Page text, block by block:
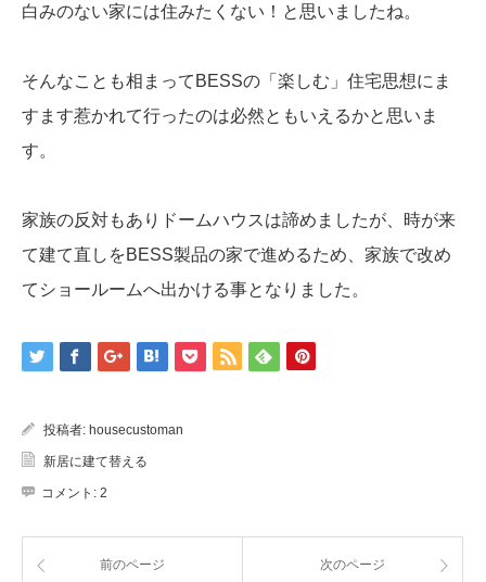
白みのない家には住みたくない！と思いましたね。
そんなことも相まってBESSの「楽しむ」住宅思想にま
すます惹かれて行ったのは必然ともいえるかと思いま
す。
家族の反対もありドームハウスは諦めましたが、時が来
て建て直しをBESS製品の家で進めるため、家族で改め
てショールームへ出かける事となりました。
投稿者: housecustoman
新居に建て替える
コメント: 2
前のページ 次のページ